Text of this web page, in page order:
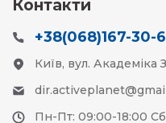
Контакти
+38(068)167-30-
Київ, вул. Академіка
Пн-Пт: 09:00-18:00